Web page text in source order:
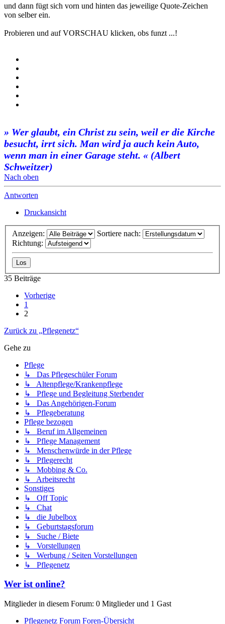
und dann fügt sich vorn und hinten das jeweilige Quote-Zeichen
von selber ein.
Probieren und auf VORSCHAU klicken, obs funzt ...!
» Wer glaubt, ein Christ zu sein, weil er die Kirche
besucht, irrt sich. Man wird ja auch kein Auto,
wenn man in einer Garage steht. « (Albert
Schweitzer)
Nach oben
Antworten
Druckansicht
Anzeigen:
Sortiere nach:
Richtung:
35 Beiträge
Vorherige
1
2
Zurück zu „Pflegenetz“
Gehe zu
Pflege
↳ Das Pflegeschüler Forum
↳ Altenpflege/Krankenpflege
↳ Pflege und Begleitung Sterbender
↳ Das Angehörigen-Forum
↳ Pflegeberatung
Pflege bezogen
↳ Beruf im Allgemeinen
↳ Pflege Management
↳ Menschenwürde in der Pflege
↳ Pflegerecht
↳ Mobbing & Co.
↳ Arbeitsrecht
Sonstiges
↳ Off Topic
↳ Chat
↳ die Jubelbox
↳ Geburtstagsforum
↳ Suche / Biete
↳ Vorstellungen
↳ Werbung / Seiten Vorstellungen
↳ Pflegenetz
Wer ist online?
Mitglieder in diesem Forum: 0 Mitglieder und 1 Gast
Pflegenetz Forum Foren-Übersicht